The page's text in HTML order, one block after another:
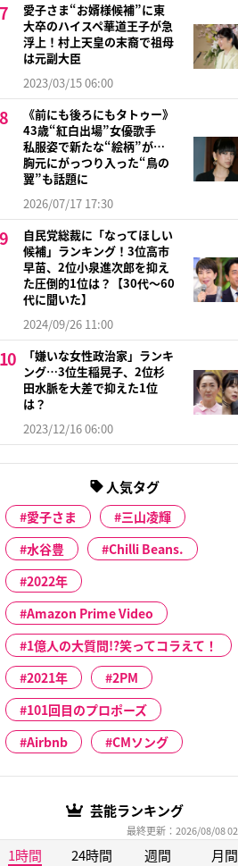
愛子さま“お婿様候補”に東
大卒のハイスペ華道王子が急
浮上！村上天皇の末裔で祖母
は元副大臣
2023/03/15 06:00
《前にも後ろにもタトゥー》
43歳“紅白出場”女優歌手
私服姿で新たな“絵柄”が…
胸元にがっつり入った“鳥の
翼”も話題に
2026/07/17 17:30
自民党総裁に「なってほしい
候補」ランキング！3位高市
早苗、2位小泉進次郎を抑え
た圧倒的1位は？【30代〜60
代に聞いた】
2024/09/26 11:00
「嫌いな女性政治家」ランキ
ング…3位生稲晃子、2位杉
田水脈を大差で抑えた1位
は？
2023/12/16 06:00
人気タグ
愛子さま
三山凌輝
水谷豊
Chilli Beans.
2022年
Amazon Prime Video
1億人の大質問!?笑ってコラえて！
2021年
2PM
101回目のプロポーズ
Airbnb
CMソング
芸能ランキング
最終更新：2026/08/08
1時間 24時間 週間 月間